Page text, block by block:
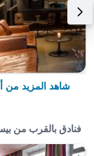
شاهد المزيد من
فنادق بالقرب من